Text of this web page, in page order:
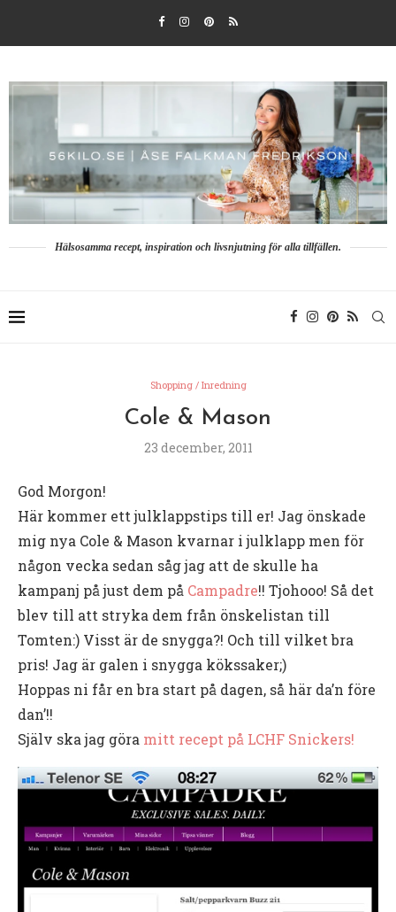
Hälsosamma recept, inspiration och livsnjutning för alla tillfällen.
Shopping / Inredning
Cole & Mason
23 december, 2011
God Morgon!
Här kommer ett julklappstips till er! Jag önskade
mig nya Cole & Mason kvarnar i julklapp men för
någon vecka sedan såg jag att de skulle ha
kampanj på just dem på Campadre!! Tjohooo! Så det
blev till att stryka dem från önskelistan till
Tomten:) Visst är de snygga?! Och till vilket bra
pris! Jag är galen i snygga kökssaker;)
Hoppas ni får en bra start på dagen, så här da’n före
dan’!!
Själv ska jag göra mitt recept på LCHF Snickers!